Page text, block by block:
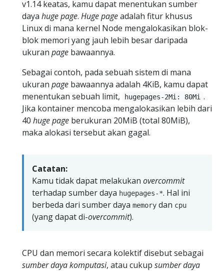
v1.14 keatas, kamu dapat menentukan sumber
daya huge page. Huge pageadalah fitur khusus
Linux di mana kernel Node mengalokasikan blok-
blok memori yang jauh lebih besar daripada
ukuran page bawaannya.
Sebagai contoh, pada sebuah sistem di mana
ukuran page bawaannya adalah 4KiB, kamu dapat
menentukan sebuah limit,
hugepages-2Mi: 80Mi .
Jika kontainer mencoba mengalokasikan lebih dari
40 huge page berukuran 20MiB (total 80MiB),
maka alokasi tersebut akan gagal.
Catatan:
Kamu tidak dapat melakukan overcommit
terhadap sumber daya hugepages-*. Hal ini
berbeda dari sumber daya memory dan cpu
(yang dapat di-overcommit).
CPU dan memori secara kolektif disebut sebagai
sumber daya komputasi, atau cukup sumber daya